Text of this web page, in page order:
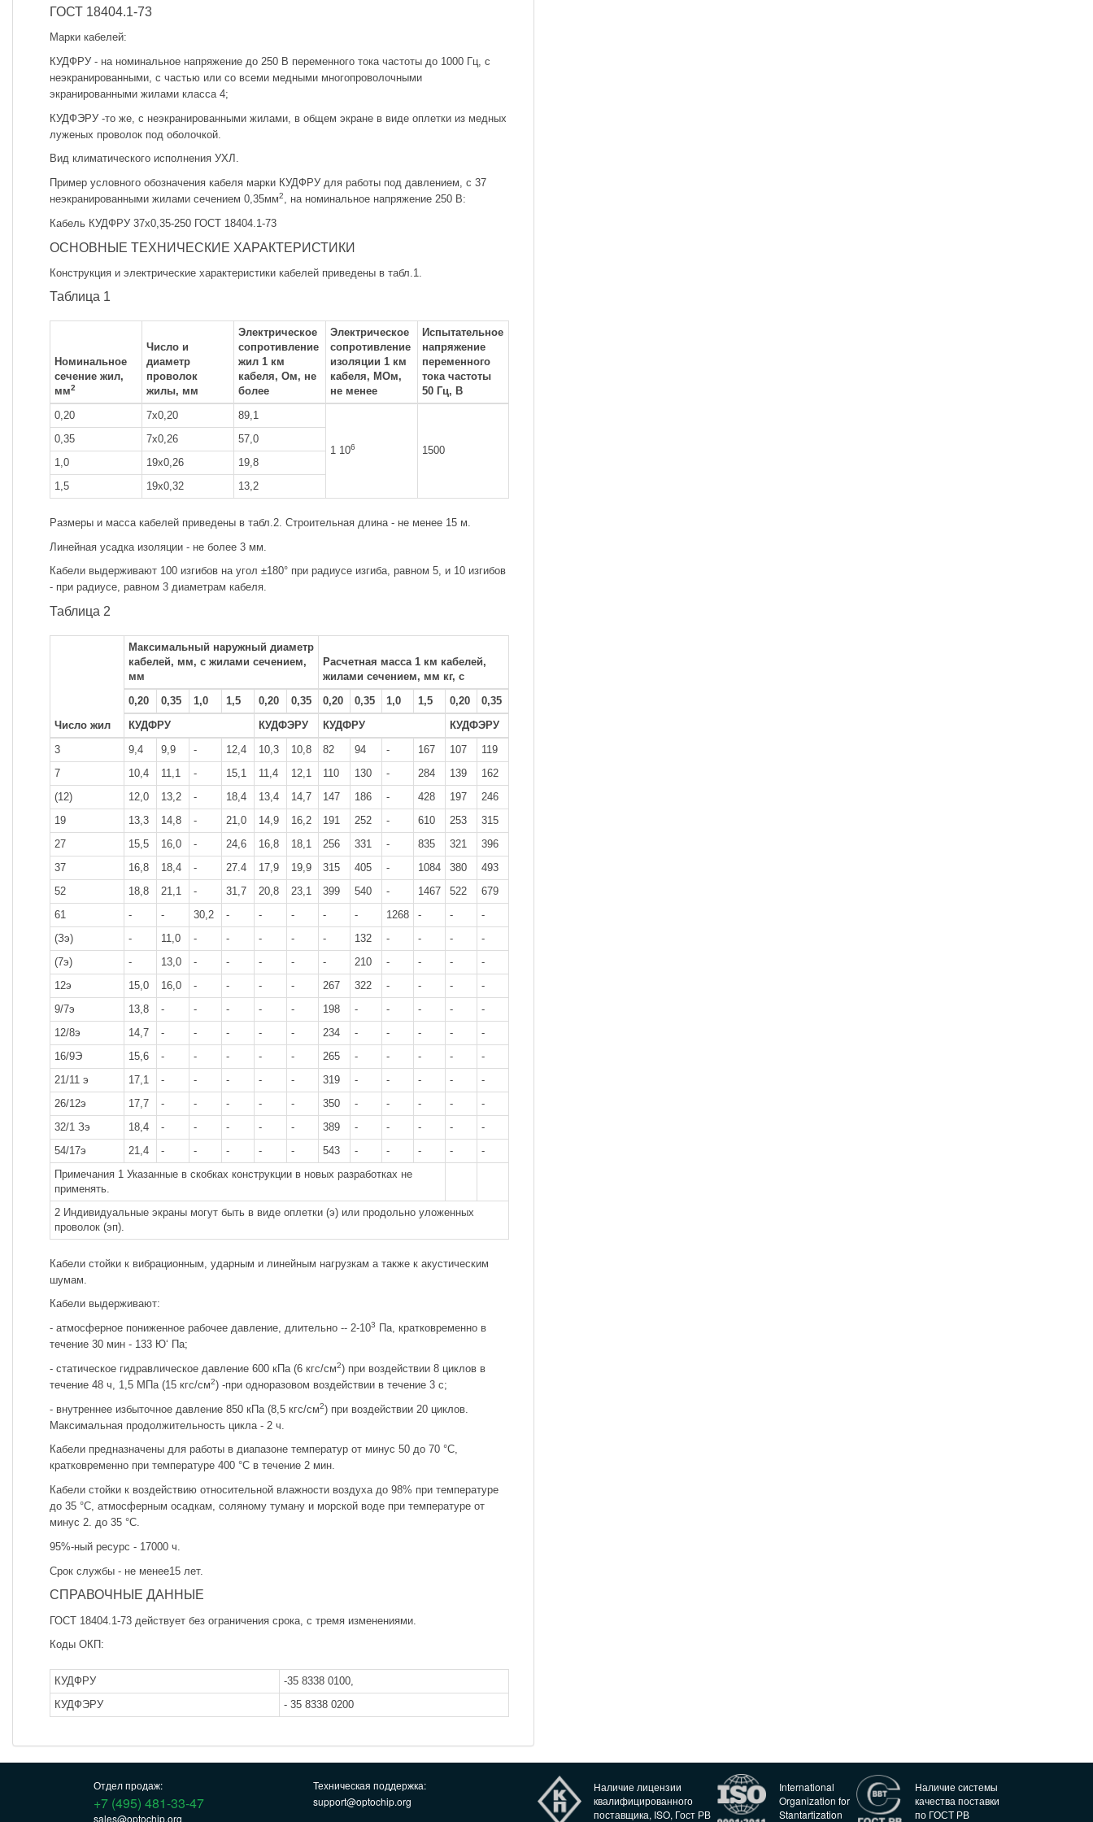
ГОСТ 18404.1-73
Марки кабелей:
КУДФРУ - на номинальное напряжение до 250 В переменного тока частоты до 1000 Гц, с
неэкранированными, с частью или со всеми медными многопроволочными
экранированными жилами класса 4;
КУДФЭРУ -то же, с неэкранированными жилами, в общем экране в виде оплетки из медных
луженых проволок под оболочкой.
Вид климатического исполнения УХЛ.
Пример условного обозначения кабеля марки КУДФРУ для работы под давлением, с 37
неэкранированными жилами сечением 0,35мм2, на номинальное напряжение 250 В:
Кабель КУДФРУ 37x0,35-250 ГОСТ 18404.1-73
ОСНОВНЫЕ ТЕХНИЧЕСКИЕ ХАРАКТЕРИСТИКИ
Конструкция и электрические характеристики кабелей приведены в табл.1.
Таблица 1
Номинальное
сечение жил,
мм2
Число и
диаметр
проволок
жилы, мм
Электрическое
сопротивление
жил 1 км
кабеля, Ом, не
более
Электрическое
сопротивление
изоляции 1 км
кабеля, МОм,
не менее
Испытательное
напряжение
переменного
тока частоты
50 Гц, В
0,20
7x0,20 89,1
1 106 1500
0,35 7x0,26
57,0
1,0
19x0,26
19,8
1,5
19x0,32 13,2
Размеры и масса кабелей приведены в табл.2. Строительная длина - не менее 15 м.
Линейная усадка изоляции - не более 3 мм.
Кабели выдерживают 100 изгибов на угол ±180° при радиусе изгиба, равном 5, и 10 изгибов
- при радиусе, равном 3 диаметрам кабеля.
Таблица 2
Число жил
Максимальный наружный диаметр
кабелей, мм, с жилами сечением,
мм
Расчетная масса 1 км кабелей,
жилами сечением, мм кг, с
0,20
0,35 1,0 1,5 0,20 0,35 0,20 0,35 1,0 1,5 0,20
0,35
КУДФРУ
КУДФЭРУ КУДФРУ
КУДФЭРУ
3
9,4 9,9 - 12,4 10,3 10,8 82 94 - 167 107
119
7
10,4 11,1 - 15,1 11,4 12,1 110 130 - 284 139
162
(12)
12,0 13,2 - 18,4 13,4 14,7 147 186 - 428 197
246
19
13,3 14,8 - 21,0 14,9 16,2 191 252 - 610 253
315
27
15,5 16,0 - 24,6 16,8 18,1 256 331 - 835 321
396
37
16,8 18,4 - 27.4 17,9 19,9 315 405 - 1084 380
493
52
18,8 21,1 - 31,7 20,8 23,1 399 540 - 1467 522
679
61
- - 30,2 - - - - - 1268 - -
-
(Зэ)
- 11,0 - - - - - 132 - - -
-
(7э)
- 13,0 - - - - - 210 - - -
-
12э
15,0 16,0 - - - - 267 322 - - -
-
9/7э
13,8 - - - - - 198 - - - -
-
12/8э
14,7 - - - - - 234 - - - -
-
16/9Э
15,6 - - - - - 265 - - - -
-
21/11 э
17,1 - - - - - 319 - - - -
-
26/12э
17,7 - - - - - 350 - - - -
-
32/1 Зэ
18,4 - - - - - 389 - - - -
-
54/17э
21,4 - - - - - 543 - - - -
-
Примечания 1 Указанные в скобках конструкции в новых разработках не
применять.
2 Индивидуальные экраны могут быть в виде оплетки (э) или продольно уложенных
проволок (эп).
Кабели стойки к вибрационным, ударным и линейным нагрузкам а также к акустическим
шумам.
Кабели выдерживают:
- атмосферное пониженное рабочее давление, длительно -- 2-103
Па, кратковременно в
течение 30 мин - 133 Ю‘ Па;
- статическое гидравлическое давление 600 кПа (6 кгс/см2) при воздействии 8 циклов в
течение 48 ч, 1,5 МПа (15 кгс/см2) -при одноразовом воздействии в течение 3 с;
- внутреннее избыточное давление 850 кПа (8,5 кгс/см2) при воздействии 20 циклов.
Максимальная продолжительность цикла - 2 ч.
Кабели предназначены для работы в диапазоне температур от минус 50 до 70 °С,
кратковременно при температуре 400 °С в течение 2 мин.
Кабели стойки к воздействию относительной влажности воздуха до 98% при температуре
до 35 °С, атмосферным осадкам, соляному туману и морской воде при температуре от
минус 2. до 35 °С.
95%-ный ресурс - 17000 ч.
Срок службы - не менее15 лет.
СПРАВОЧНЫЕ ДАННЫЕ
ГОСТ 18404.1-73 действует без ограничения срока, с тремя изменениями.
Коды ОКП:
КУДФРУ
-35 8338 0100,
КУДФЭРУ
- 35 8338 0200
Отдел продаж:
+7 (495) 481-33-47
sales@optochip.org
Техническая поддержка:
support@optochip.org
Наличие лицензии
квалифицированного
поставщика, ISO, Гост РВ
International
Organization for
Stantartization
Наличие системы
качества поставки
по ГОСТ РВ